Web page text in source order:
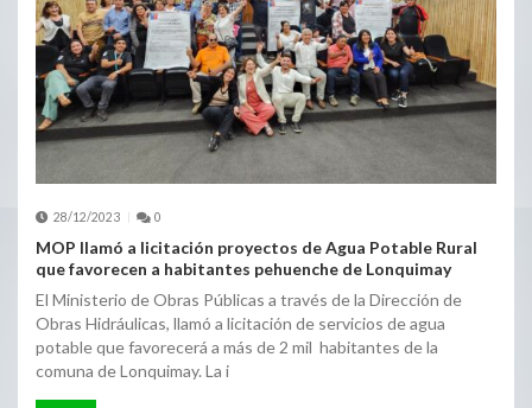
28/12/2023 0
MOP llamó a licitación proyectos de Agua Potable Rural
que favorecen a habitantes pehuenche de Lonquimay
El Ministerio de Obras Públicas a través de la Dirección de
Obras Hidráulicas, llamó a licitación de servicios de agua
potable que favorecerá a más de 2 mil habitantes de la
comuna de Lonquimay. La i